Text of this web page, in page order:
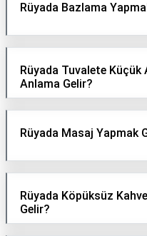
Rüyada Bazlama
Rüyada Tuvalete
Anlama Gelir?
Rüyada Masaj Yapmak
Rüyada Köpüksüz
Gelir?